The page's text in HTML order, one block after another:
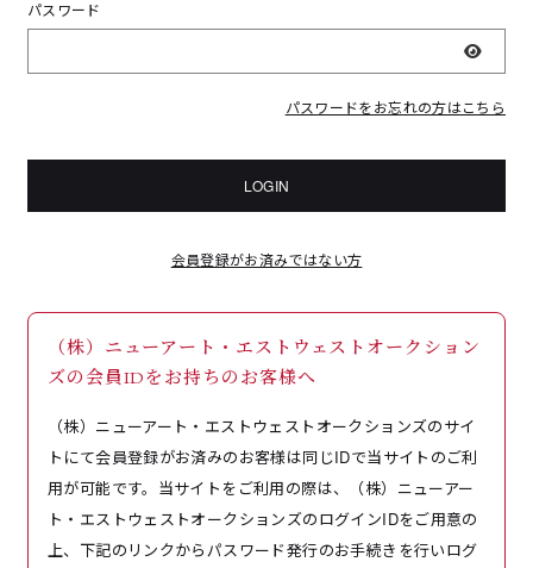
パスワード
表示
パスワードをお忘れの方はこちら
LOGIN
会員登録がお済みではない方
（株）ニューアート・エストウェストオークション
ズの会員IDをお持ちのお客様へ
（株）ニューアート・エストウェストオークションズのサイ
トにて会員登録がお済みのお客様は同じIDで当サイトのご利
用が可能です。当サイトをご利用の際は、（株）ニューアー
ト・エストウェストオークションズのログインIDをご用意の
上、下記のリンクからパスワード発行のお手続きを行いログ